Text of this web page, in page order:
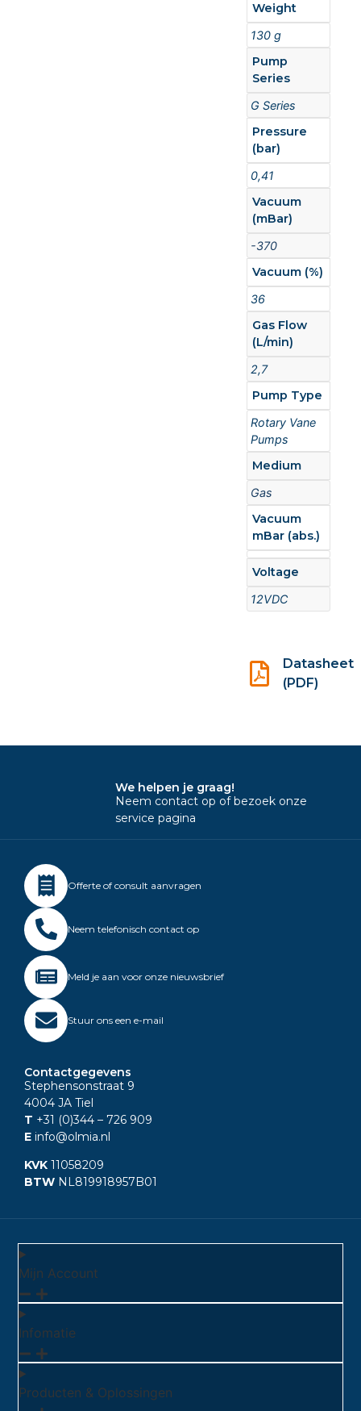
Weight
130 g
Pump
Series
G Series
Pressure
(bar)
0,41
Vacuum
(mBar)
-370
Vacuum (%)
36
Gas Flow
(L/min)
2,7
Pump Type
Rotary Vane
Pumps
Medium
Gas
Vacuum
mBar (abs.)
Voltage
12VDC
Datasheet
(PDF)
We helpen je graag!
Neem contact op of bezoek onze
service pagina
Offerte of consult aanvragen
Neem telefonisch contact op
Meld je aan voor onze nieuwsbrief
Stuur ons een e-mail
Contactgegevens
Stephensonstraat 9
4004 JA Tiel
T +31 (0)344 – 726 909
E info@olmia.nl
KVK 11058209
BTW NL819918957B01
Mijn Account
Infomatie
Producten & Oplossingen